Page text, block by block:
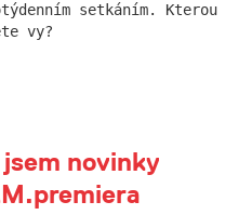
setkáním. Kterou
vy?
novinky